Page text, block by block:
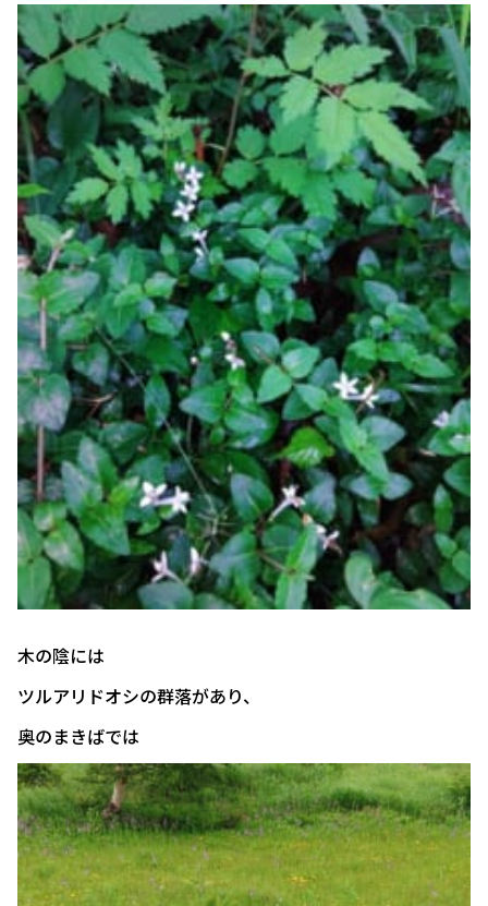
木の陰には
ツルアリドオシの群落があり、
奥のまきばでは